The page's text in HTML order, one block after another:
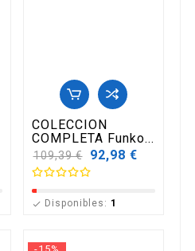
COLECCION
COMPLETA Funko...
Precio
base
109,39 € 92,98 €
 Disponibles: 1